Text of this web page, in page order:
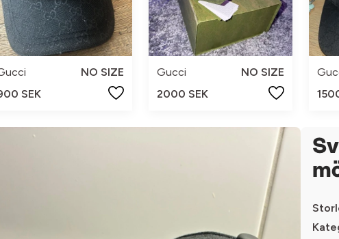
NO SIZE
SEK
Gucci
NO SIZE
2000 SEK